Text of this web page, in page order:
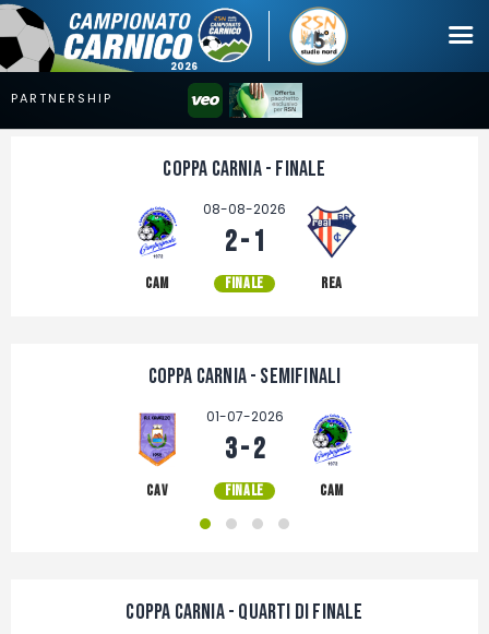
Coppa Carnia - Finale
08-08-2026
2 - 1
FINALE
CAM REA
Coppa Carnia - Semifinali
01-07-2026
3 - 2
FINALE
CAV CAM
Coppa Carnia - Quarti di finale